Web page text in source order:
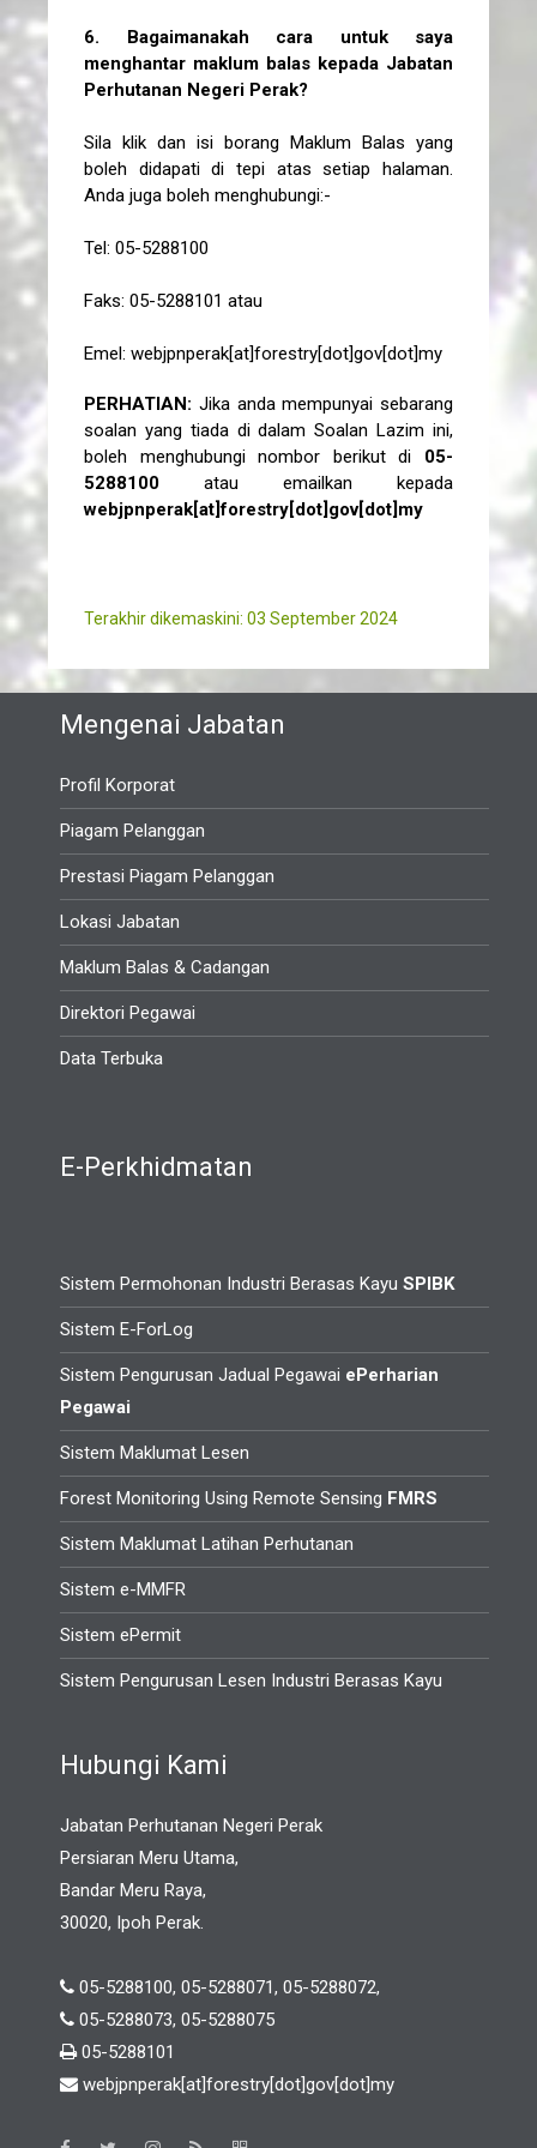
6. Bagaimanakah cara untuk saya
menghantar maklum balas kepada Jabatan
Perhutanan Negeri Perak?
Sila klik dan isi borang Maklum Balas yang
boleh didapati di tepi atas setiap halaman.
Anda juga boleh menghubungi:-
Tel: 05-5288100
Faks: 05-5288101 atau
Emel: webjpnperak[at]forestry[dot]gov[dot]my
PERHATIAN: Jika anda mempunyai sebarang
soalan yang tiada di dalam Soalan Lazim ini,
boleh menghubungi nombor berikut di 05-
5288100 atau emailkan kepada
webjpnperak[at]forestry[dot]gov[dot]my
Terakhir dikemaskini: 03 September 2024
Mengenai Jabatan
Profil Korporat
Piagam Pelanggan
Prestasi Piagam Pelanggan
Lokasi Jabatan
Maklum Balas & Cadangan
Direktori Pegawai
Data Terbuka
E-Perkhidmatan
Sistem Permohonan Industri Berasas Kayu SPIBK
Sistem E-ForLog
Sistem Pengurusan Jadual Pegawai ePerharian
Pegawai
Sistem Maklumat Lesen
Forest Monitoring Using Remote Sensing FMRS
Sistem Maklumat Latihan Perhutanan
Sistem e-MMFR
Sistem ePermit
Sistem Pengurusan Lesen Industri Berasas Kayu
Hubungi Kami
Jabatan Perhutanan Negeri Perak
Persiaran Meru Utama,
Bandar Meru Raya,
30020, Ipoh Perak.
05-5288100, 05-5288071, 05-5288072,
05-5288073, 05-5288075
05-5288101
webjpnperak[at]forestry[dot]gov[dot]my